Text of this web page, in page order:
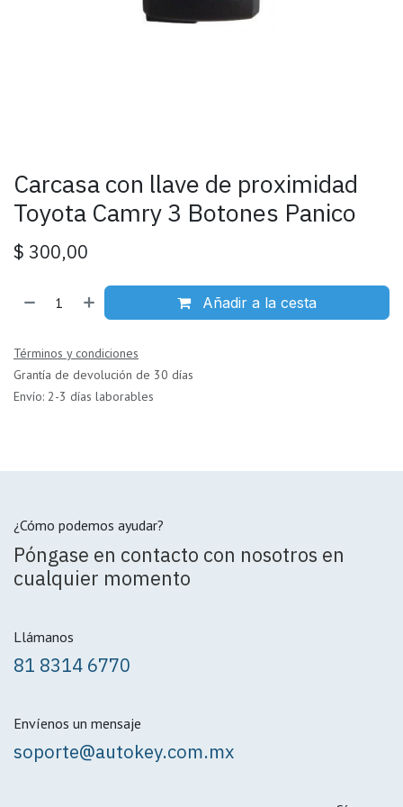
Carcasa con llave de proximidad
Toyota Camry 3 Botones Panico
$ 300,00
Añadir a la cesta
Términos y condiciones
Grantía de devolución de 30 días
Envío: 2-3 días laborables
¿Cómo podemos ayudar?
Póngase en contacto con nosotros en
cualquier momento
Llámanos
81 8314 6770
Envíenos un mensaje
soporte@autokey.com.mx